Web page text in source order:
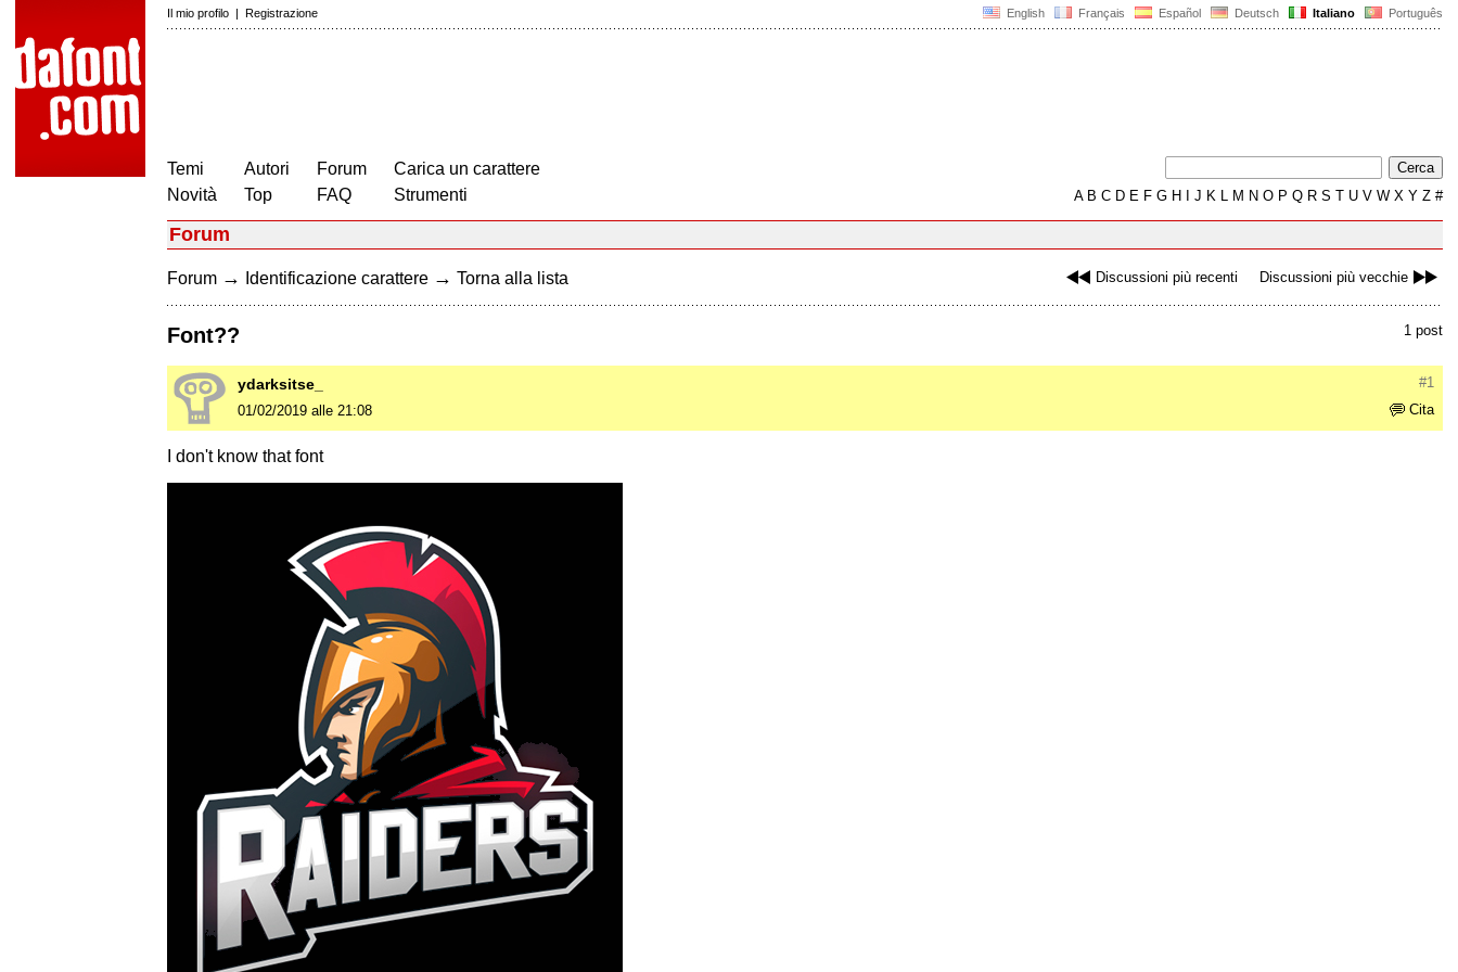
English Français Español Deutsch Italiano Português
Il mio profilo | Registrazione
Temi
Novità
Autori
Top
Forum
FAQ
Carica un carattere
Strumenti
AB C D E F G H J K L M N O P Q R S T U V W X Y Z #
Forum
Discussioni più recenti Discussioni più vecchie
Forum → Identificazione carattere → Torna alla lista
1 post
Font??
#1
ydarksitse_
Cita
01/02/2019 alle 21:08
I don't know that font